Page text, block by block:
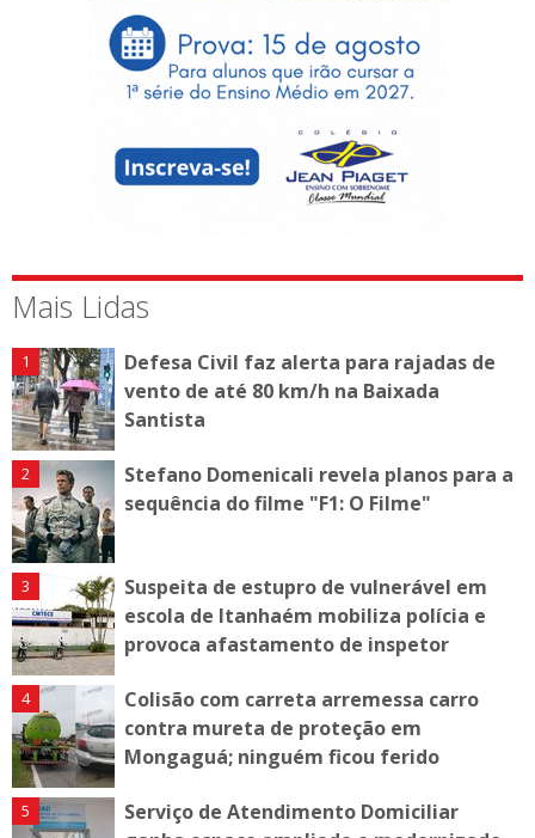
Mais Lidas
Defesa Civil faz alerta para rajadas de
vento de até 80 km/h na Baixada
Santista
Stefano Domenicali revela planos para a
sequência do filme "F1: O Filme"
Suspeita de estupro de vulnerável em
escola de Itanhaém mobiliza polícia e
provoca afastamento de inspetor
Colisão com carreta arremessa carro
contra mureta de proteção em
Mongaguá; ninguém ficou ferido
Serviço de Atendimento Domiciliar